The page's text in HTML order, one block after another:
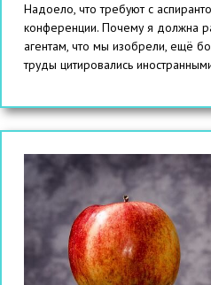
Надоело, что требуют с
конференции. Почему я должна
агентам, что мы изобрели, ещё
труды цитировались